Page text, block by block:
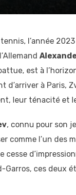
l’année
est à
d’arriver à
leur ténacité et
, connu pour son
comme l’un des
cesse
Garros, ces deux